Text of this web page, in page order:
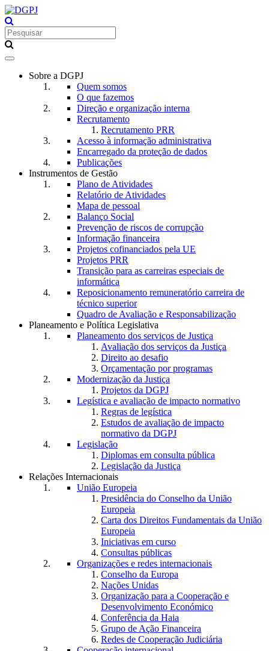
Toggle
navigationSobre a DGPJ
Quem somos
O que fazemos
Direção e organização interna
Recrutamento
Recrutamento PRR
Acesso à informação administrativa
Encarregado da proteção de dados
Publicações
Instrumentos de Gestão
Plano de Atividades
Relatório de Atividades
Mapa de pessoal
Balanço Social
Prevenção de riscos de corrupção
Informação financeira
Projetos cofinanciados pela UE
Projetos PRR
Transição para as carreiras especiais de
informática
Reposicionamento remuneratório carreira de
técnico superior
Quadro de Avaliação e Responsabilização
Planeamento e Política Legislativa
Planeamento dos serviços de Justiça
Avaliação dos serviços da Justiça
Direito ao desafio
Orçamentação por programas
Modernização da Justiça
Projetos da DGPJ
Legística e avaliação de impacto normativo
Regras de legística
Estudos de avaliação de impacto
normativo da DGPJ
Legislação
Diplomas em consulta pública
Legislação da Justiça
Relações Internacionais
União Europeia
Presidência do Conselho da União
Europeia
Carta dos Direitos Fundamentais da União
Europeia
Iniciativas em curso
Consultas públicas
Organizações e redes internacionais
Conselho da Europa
Nações Unidas
Organização para a Cooperação e
Desenvolvimento Económico
Conferência da Haia
Grupo de Ação Financeira
Redes de Cooperação Judiciária